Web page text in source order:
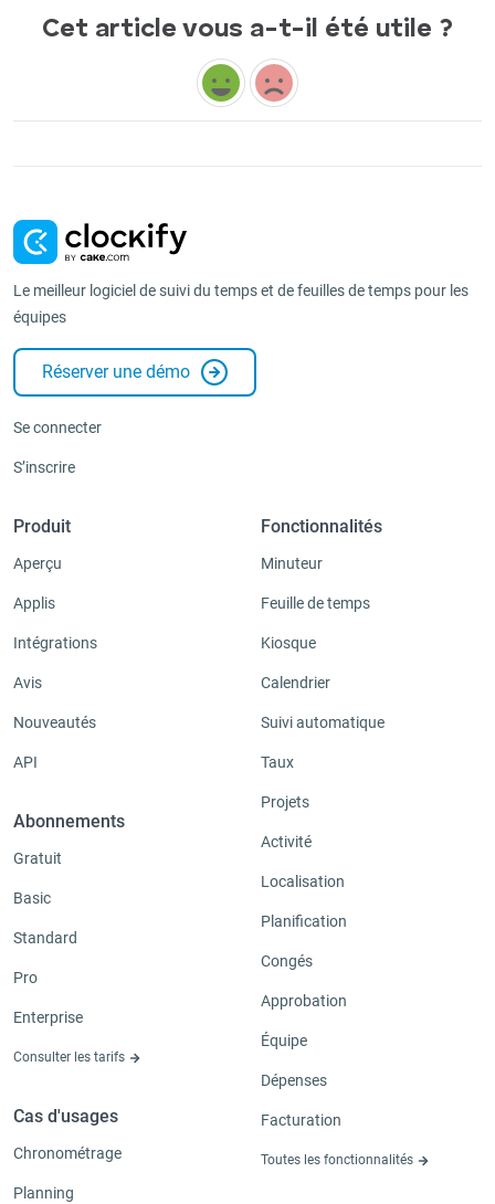
Cet article vous a-t-il été utile ?
Le meilleur logiciel de suivi du temps et de feuilles de temps pour les
équipes
Réserver une démo
Se connecter
S’inscrire
Produit
Aperçu
Applis
Intégrations
Avis
Nouveautés
API
Abonnements
Gratuit
Basic
Standard
Pro
Enterprise
Consulter les tarifs
Cas d'usages
Chronométrage
Planning
Fonctionnalités
Minuteur
Feuille de temps
Kiosque
Calendrier
Suivi automatique
Taux
Projets
Activité
Localisation
Planification
Congés
Approbation
Équipe
Dépenses
Facturation
Toutes les fonctionnalités